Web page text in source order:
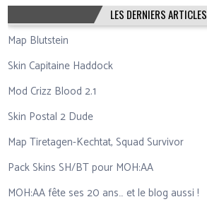
LES DERNIERS ARTICLES
Map Blutstein
Skin Capitaine Haddock
Mod Crizz Blood 2.1
Skin Postal 2 Dude
Map Tiretagen-Kechtat, Squad Survivor
Pack Skins SH/BT pour MOH:AA
MOH:AA fête ses 20 ans… et le blog aussi !